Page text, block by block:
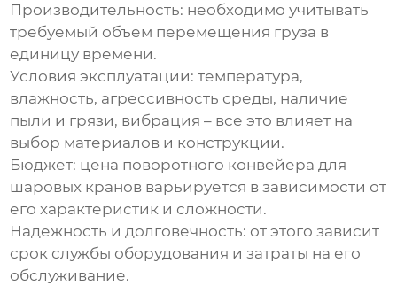
Производительность: необходимо учитывать
требуемый объем перемещения груза в
единицу времени.
Условия эксплуатации: температура,
влажность, агрессивность среды, наличие
пыли и грязи, вибрация – все это влияет на
выбор материалов и конструкции.
Бюджет: цена поворотного конвейера для
шаровых кранов варьируется в зависимости от
его характеристик и сложности.
Надежность и долговечность: от этого зависит
срок службы оборудования и затраты на его
обслуживание.